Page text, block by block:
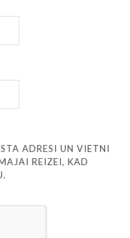
ADRESI UN VIETNI
REIZEI, KAD